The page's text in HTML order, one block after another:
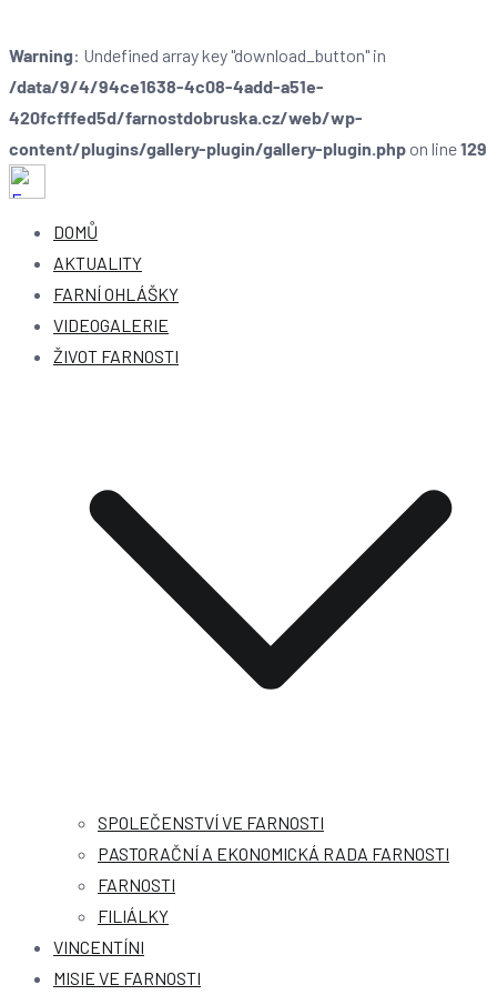
Warning: Undefined array key "download_button" in
/data/9/4/94ce1638-4c08-4add-a51e-
420fcfffed5d/farnostdobruska.cz/web/wp-
content/plugins/gallery-plugin/gallery-plugin.php on line129
Farnost Dobruška
Farnost Dobruška
DOMŮ
AKTUALITY
FARNÍ OHLÁŠKY
VIDEOGALERIE
ŽIVOT FARNOSTI
SPOLEČENSTVÍ VE FARNOSTI
PASTORAČNÍ A EKONOMICKÁ RADA FARNOSTI
FARNOSTI
FILIÁLKY
VINCENTÍNI
MISIE VE FARNOSTI